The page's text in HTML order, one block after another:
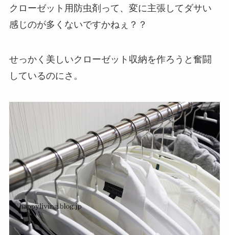
クローゼット用防虫剤って、変に主張してダサい
感じのが多くないですかねぇ？？
せっかく美しいクローゼット収納を作ろうと奮闘
しているのにさ。